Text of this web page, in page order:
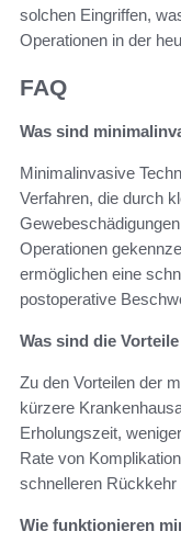
solchen Eingriffen,
Operationen in der
FAQ
Was sind
Minimalinvasive
Verfahren, die durch
Operationen
ermöglichen eine
postoperative
Was sind die
Zu den Vorteilen der
kürzere
Erholungszeit,
Rate von
schnelleren Rückkehr
Wie funktionieren